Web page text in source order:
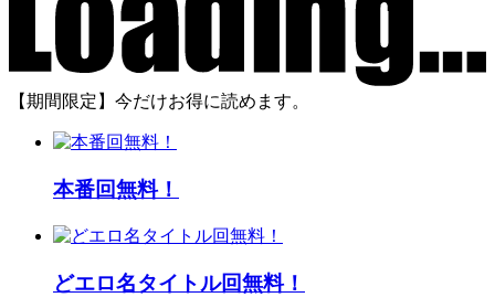
【期間限定】今だけお得に読めます。
本番回無料！
どエロ名タイトル回無料！